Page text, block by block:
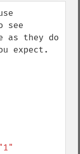
see
as they do
expect.